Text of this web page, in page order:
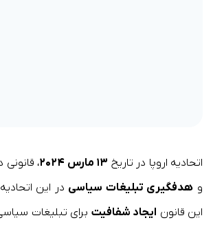
اتحادیه اروپا در تاریخ ۱۳ مارس ۲۰۲۴ ، قانونی
و هدفگیری تبلیغات سیاسی در این
این قانون ایجاد شفافیت برای تبلیغات